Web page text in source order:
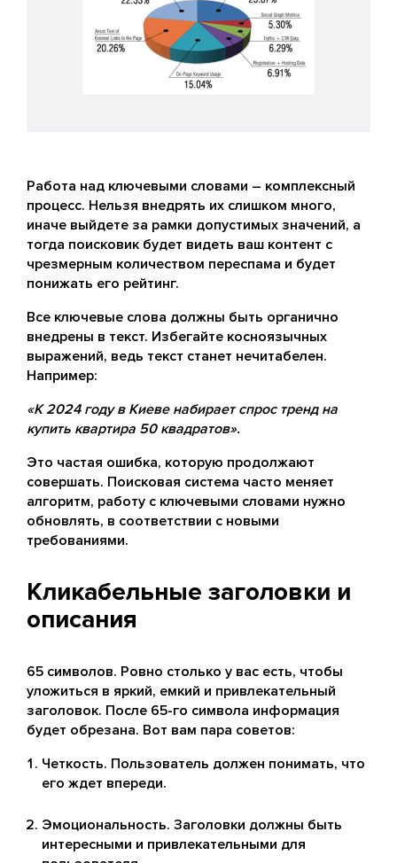
Работа над ключевыми словами – комплексный
процесс. Нельзя внедрять их слишком много,
иначе выйдете за рамки допустимых значений, а
тогда поисковик будет видеть ваш контент с
чрезмерным количеством переспама и будет
понижать его рейтинг.
Все ключевые слова должны быть органично
внедрены в текст. Избегайте косноязычных
выражений, ведь текст станет нечитабелен.
Например:
«К 2024 году в Киеве набирает спрос тренд на
купить квартира 50 квадратов».
Это частая ошибка, которую продолжают
совершать. Поисковая система часто меняет
алгоритм, работу с ключевыми словами нужно
обновлять, в соответствии с новыми
требованиями.
Кликабельные заголовки и
описания
65 символов. Ровно столько у вас есть, чтобы
уложиться в яркий, емкий и привлекательный
заголовок. После 65-го символа информация
будет обрезана. Вот вам пара советов:
Четкость. Пользователь должен понимать, что
его ждет впереди.
Эмоциональность. Заголовки должны быть
интересными и привлекательными для